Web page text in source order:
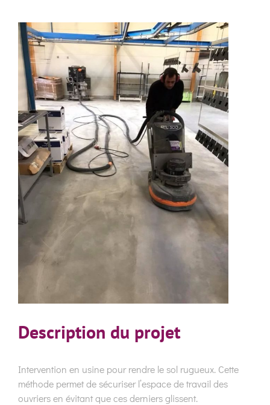
View
Larger
Image
Description du projet
Intervention en usine pour rendre le sol rugueux. Cette
méthode permet de sécuriser l’espace de travail des
ouvriers en évitant que ces derniers glissent.